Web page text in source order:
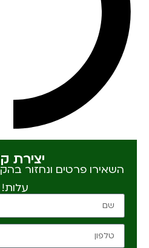
יצירת
השאירו פרטים ונחזור
עלות!